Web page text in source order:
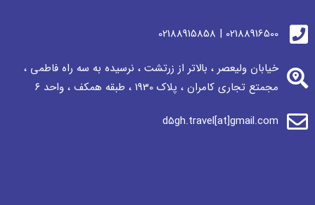
02188916500 | 02188915858
خیابان ولیعصر ، بالاتر از زرتشت ، نرسيده به سه راه فاطمی ،
مجمتع تجاری كامران ، پلاک 1930 ، طبقه همکف ، واحد ٦
d5gh.travel[at]gmail.com